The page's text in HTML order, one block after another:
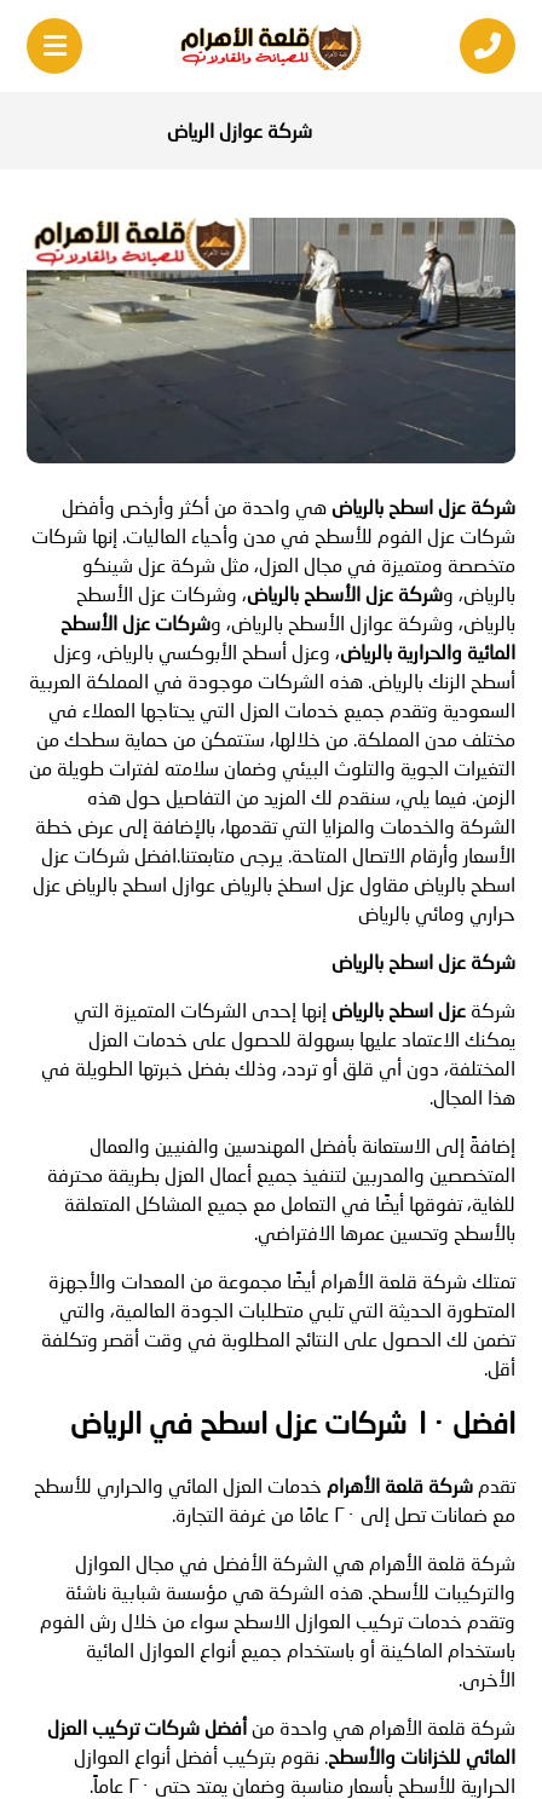
شركة عوازل الرياض
شركة عزل اسطح بالرياض هي واحدة من أكثر وأرخص وأفضل
شركات عزل الفوم للأسطح في مدن وأحياء العاليات. إنها شركات
متخصصة ومتميزة في مجال العزل، مثل شركة عزل شينكو
بالرياض، وشركة عزل الأسطح بالرياض، وشركات عزل الأسطح
بالرياض، وشركة عوازل الأسطح بالرياض، وشركات عزل الأسطح
المائية والحرارية بالرياض، وعزل أسطح الأبوكسي بالرياض، وعزل
أسطح الزنك بالرياض. هذه الشركات موجودة في المملكة العربية
السعودية وتقدم جميع خدمات العزل التي يحتاجها العملاء في
مختلف مدن المملكة. من خلالها، ستتمكن من حماية سطحك من
التغيرات الجوية والتلوث البيئي وضمان سلامته لفترات طويلة من
الزمن. فيما يلي، سنقدم لك المزيد من التفاصيل حول هذه
الشركة والخدمات والمزايا التي تقدمها، بالإضافة إلى عرض خطة
الأسعار وأرقام الاتصال المتاحة. يرجى متابعتنا.افضل شركات عزل
اسطح بالرياض مقاول عزل اسطخ بالرياض عوازل اسطح بالرياض عزل
حراري ومائي بالرياض
شركة عزل اسطح بالرياض
شركةعزل اسطح بالرياض إنها إحدى الشركات المتميزة التي
يمكنك الاعتماد عليها بسهولة للحصول على خدمات العزل
المختلفة، دون أي قلق أو تردد، وذلك بفضل خبرتها الطويلة في
هذا المجال.
إضافةً إلى الاستعانة بأفضل المهندسين والفنيين والعمال
المتخصصين والمدربين لتنفيذ جميع أعمال العزل بطريقة محترفة
للغاية، تفوقها أيضًا في التعامل مع جميع المشاكل المتعلقة
بالأسطح وتحسين عمرها الافتراضي.
تمتلك شركة قلعة الأهرام أيضًا مجموعة من المعدات والأجهزة
المتطورة الحديثة التي تلبي متطلبات الجودة العالمية، والتي
تضمن لك الحصول على النتائج المطلوبة في وقت أقصر وتكلفة
أقل.
افضل ١٠ شركات عزل اسطح في الرياض
تقدمشركة قلعة الأهرام خدمات العزل المائي والحراري للأسطح
مع ضمانات تصل إلى ٢٠ عامًا من غرفة التجارة.
شركة قلعة الأهرام هي الشركة الأفضل في مجال العوازل
والتركيبات للأسطح. هذه الشركة هي مؤسسة شبابية ناشئة
وتقدم خدمات تركيب العوازل الاسطح سواء من خلال رش الفوم
باستخدام الماكينة أو باستخدام جميع أنواع العوازل المائية
الأخرى.
شركة قلعة الأهرام هي واحدة منأفضل شركات تركيب العزل
المائي للخزانات والأسطح. نقوم بتركيب أفضل أنواع العوازل
الحرارية للأسطح بأسعار مناسبة وضمان يمتد حتى ٢٠ عاماً.